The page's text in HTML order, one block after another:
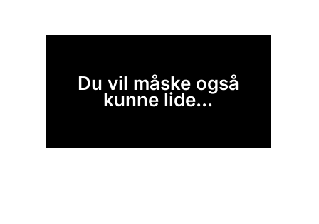
Du vil måske også
kunne lide...